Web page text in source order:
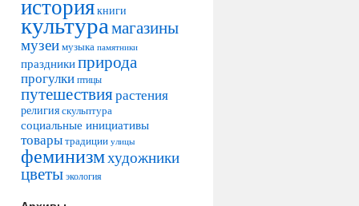
историякниги
культурамагазины
музеимузыка памятники
праздникиприрода
прогулкиптицы
путешествиярастения
религияскульптура
социальные инициативы
товарытрадиции улицы
феминизмхудожники
цветы экология